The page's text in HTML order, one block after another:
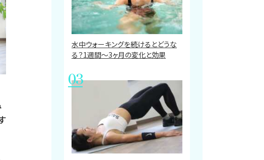
水中ウォーキングを続けるとどうな
る？1週間～3ヶ月の変化と効果